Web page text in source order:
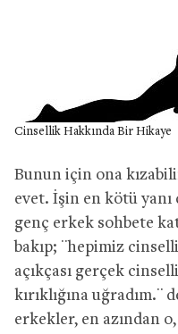
Cinsellik Hakkında Bir Hikaye
Bunun için ona
evet. İşin en kötü yanı
genç erkek sohbete
bakıp; ¨hepimiz
açıkçası gerçek
kırıklığına
erkekler, en azından